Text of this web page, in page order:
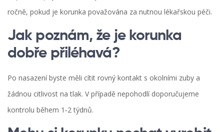
ročně, pokud je korunka považována za nutnou lékařskou péči.
Jak poznám, že je korunka
dobře přiléhavá?
Po nasazení byste měli cítit rovný kontakt s okolními zuby a
žádnou citlivost na tlak. V případě nepohodlí doporučujeme
kontrolu během 1‑2 týdnů.